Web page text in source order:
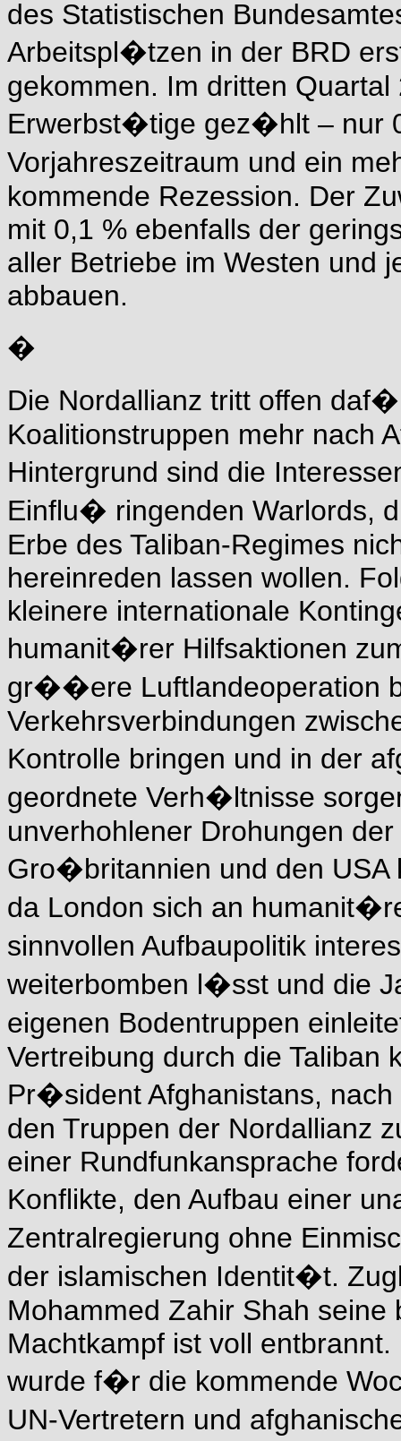
des Statistischen
Arbeitspl�tzen in der BRD
gekommen. Im dritten
Erwerbst�tige gez�hlt – nur
Vorjahreszeitraum und ein
kommende Rezession. Der
mit 0,1 % ebenfalls der
aller Betriebe im Westen und
abbauen.
�
Die Nordallianz tritt offen
Koalitionstruppen mehr nach
Hintergrund sind die
Einflu� ringenden Warlords,
Erbe des Taliban-Regimes
hereinreden lassen wollen.
kleinere internationale
humanit�rer Hilfsaktionen
gr��ere Luftlandeoperation
Verkehrsverbindungen
Kontrolle bringen und in der
geordnete Verh�ltnisse
unverhohlener Drohungen
Gro�britannien und den USA
da London sich an
sinnvollen Aufbaupolitik
weiterbomben l�sst und die
eigenen Bodentruppen
Vertreibung durch die Taliban
Pr�sident Afghanistans,
den Truppen der Nordallianz
einer Rundfunkansprache
Konflikte, den Aufbau einer
Zentralregierung ohne
der islamischen Identit�t.
Mohammed Zahir Shah
Machtkampf ist voll
wurde f�r die kommende
UN-Vertretern und